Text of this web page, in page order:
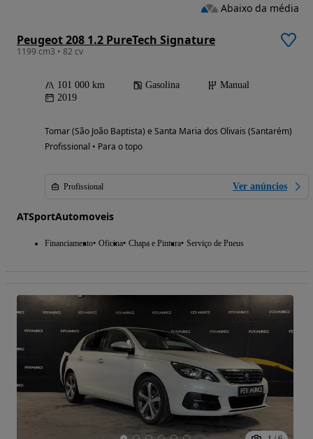
Peugeot 208 1.2 PureTech Signature
1199 cm3 • 82 cv
101 000 km Gasolina
Manual
2019
Tomar (São João Baptista) e Santa Maria dos Olivais (Santarém)
Profissional • Para o topo
Profissional Ver anúncios
ATSportAutomoveis
Financiamento Oficina Chapa e Pintura Serviço de Pneus
Abaixo da média